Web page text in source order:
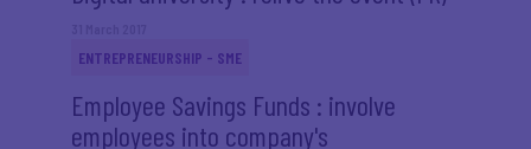
ENTREPRENEURSHIP - SME
Employee Savings Funds : involve
employees into company's